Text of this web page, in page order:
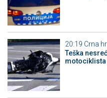
20:19 Crna
Teška
motociklista